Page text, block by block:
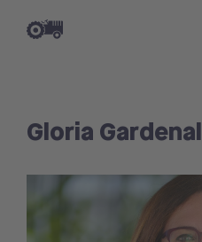
Gloria Gardenal